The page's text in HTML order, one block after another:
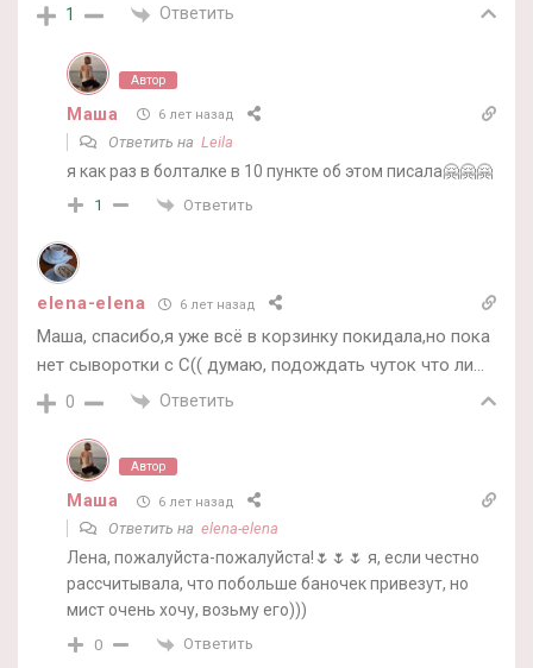
1 Ответить
Автор
Маша 6 лет назад
Ответить на Leila
я как раз в болталке в 10 пункте об этом писала🤗🤗🤗
1 Ответить
elena-elena 6 лет назад
Маша, спасибо,я уже всё в корзинку покидала,но пока
нет сыворотки с С(( думаю, подождать чуток что ли…
0 Ответить
Автор
Маша 6 лет назад
Ответить на elena-elena
Лена, пожалуйста-пожалуйста!🌷🌷🌷 я, если честно
рассчитывала, что побольше баночек привезут, но
мист очень хочу, возьму его)))
0 Ответить